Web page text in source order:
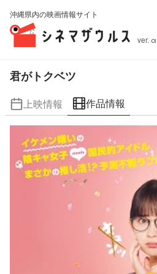
沖縄県内の映画情報サイト
ver. α
君がトクベツ
上映情報 作品情報